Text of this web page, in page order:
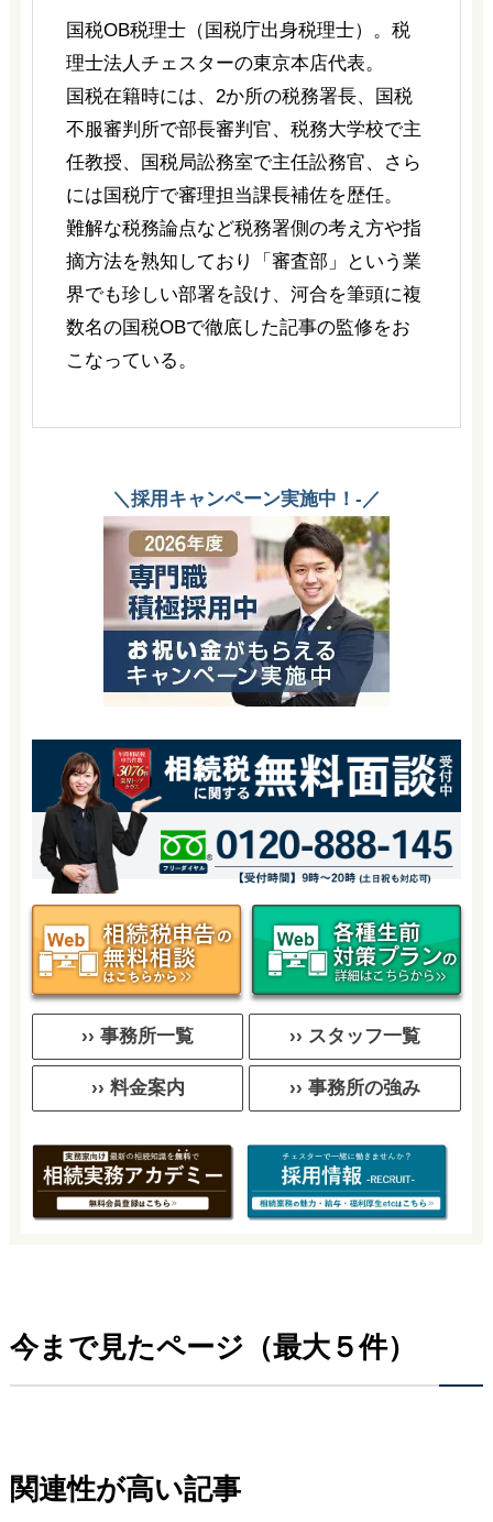
国税OB税理士（国税庁出身税理士）。税
理士法人チェスターの東京本店代表。
国税在籍時には、2か所の税務署長、国税
不服審判所で部長審判官、税務大学校で主
任教授、国税局訟務室で主任訟務官、さら
には国税庁で審理担当課長補佐を歴任。
難解な税務論点など税務署側の考え方や指
摘方法を熟知しており「審査部」という業
界でも珍しい部署を設け、河合を筆頭に複
数名の国税OBで徹底した記事の監修をお
こなっている。
＼採用キャンペーン実施中！-／
›› 事務所一覧 ›› スタッフ一覧
›› 料金案内 ›› 事務所の強み
今まで見たページ（最大５件）
関連性が高い記事